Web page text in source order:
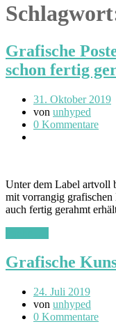
Grafische
schon fertig
31. Oktober 2019
von unhyped
0 Kommentare
Unter dem Label artvoll
mit vorrangig
auch fertig gerahmt
Grafische
24. Juli 2019
von unhyped
0 Kommentare